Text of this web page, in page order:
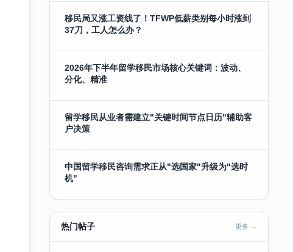
移民局又涨工资线了！TFWP低薪类别每小时涨到
37刀，工人怎么办？
2026年下半年留学移民市场核心关键词：波动、
分化、精准
留学移民从业者需建立"关键时间节点日历"辅助客
户决策
中国留学移民咨询需求正从"选国家"升级为"选时
机"
热门帖子 更多 →